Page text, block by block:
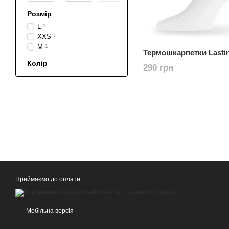
Термошкарпетки
290 грн
Розмір
L 1
XXS 1
M 1
Колір
Приймаємо до оплати
Мобільна версія